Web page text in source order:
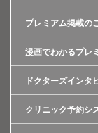
プレミアム掲載の
漫画でわかるプレ
ドクターズインタ
クリニック予約シ